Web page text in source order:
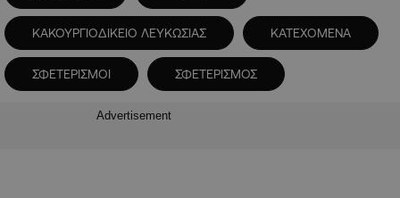
ΚΑΚΟΥΡΓΙΟΔΙΚΕΙΟ ΛΕΥΚΩΣΙΑΣ ΚΑΤΕΧΟΜΕΝΑ
ΣΦΕΤΕΡΙΣΜΟΙ ΣΦΕΤΕΡΙΣΜΟΣ
Advertisement